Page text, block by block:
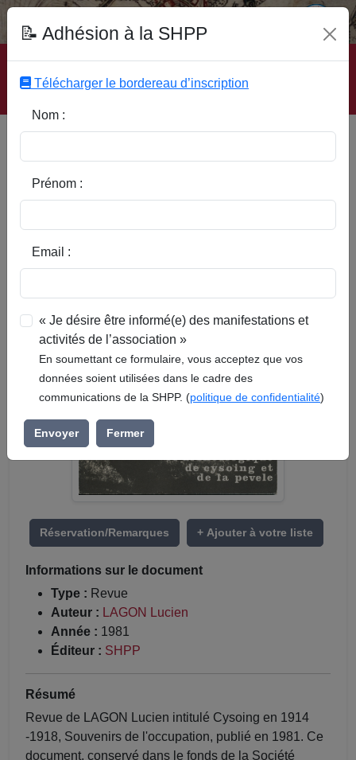
Accueil | Site SHPP | Auteurs | Editeurs | Rubriques |
Sous-Rubriques | Mots-Clefs | Contact
Souvenirs de l'occupation
Réservation/Remarques + Ajouter à votre liste
Informations sur le document
Type : Revue
Auteur : LAGON Lucien
Année : 1981
Éditeur : SHPP
Résumé
Revue de LAGON Lucien intitulé Cysoing en 1914
-1918, Souvenirs de l'occupation, publié en 1981. Ce
document, conservé dans le fonds de la Société
📝 Adhésion à la SHPP
Télécharger le bordereau d’inscription
Nom :
Prénom :
Email :
« Je désire être informé(e) des manifestations et
activités de l’association »
En soumettant ce formulaire, vous acceptez que vos
données soient utilisées dans le cadre des
communications de la SHPP. (politique de confidentialité)
Envoyer Fermer